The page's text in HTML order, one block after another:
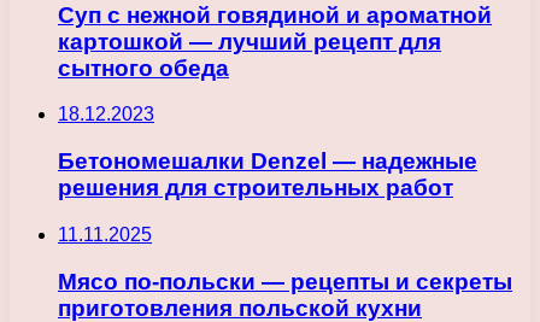
Суп с нежной говядиной и ароматной
картошкой — лучший рецепт для
сытного обеда
18.12.2023
Бетономешалки Denzel — надежные
решения для строительных работ
11.11.2025
Мясо по-польски — рецепты и секреты
приготовления польской кухни